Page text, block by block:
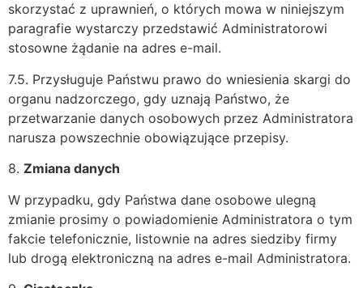
skorzystać z uprawnień, o których mowa w niniejszym
paragrafie wystarczy przedstawić Administratorowi
stosowne żądanie na adres e-mail.
7.5. Przysługuje Państwu prawo do wniesienia skargi do
organu nadzorczego, gdy uznają Państwo, że
przetwarzanie danych osobowych przez Administratora
narusza powszechnie obowiązujące przepisy.
8. Zmiana danych
W przypadku, gdy Państwa dane osobowe ulegną
zmianie prosimy o powiadomienie Administratora o tym
fakcie telefonicznie, listownie na adres siedziby firmy
lub drogą elektroniczną na adres e-mail Administratora.